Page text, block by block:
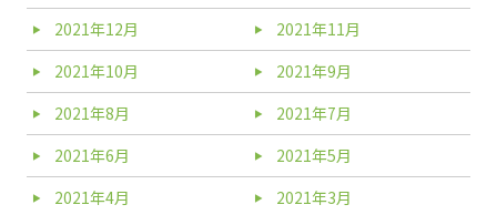
2021年12月
2021年11月
2021年10月
2021年9月
2021年8月
2021年7月
2021年6月
2021年5月
2021年4月
2021年3月